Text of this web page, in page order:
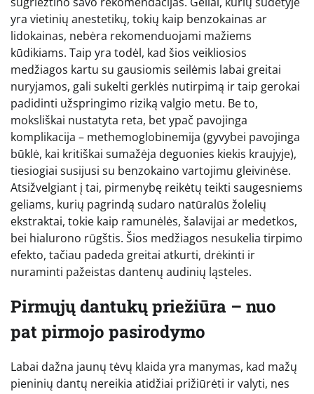
yra vietinių anestetikų, tokių kaip benzokainas ar
lidokainas, nebėra rekomenduojami mažiems
kūdikiams. Taip yra todėl, kad šios veikliosios
medžiagos kartu su gausiomis seilėmis labai greitai
nuryjamos, gali sukelti gerklės nutirpimą ir taip gerokai
padidinti užspringimo riziką valgio metu. Be to,
moksliškai nustatyta reta, bet ypač pavojinga
komplikacija – methemoglobinemija (gyvybei pavojinga
būklė, kai kritiškai sumažėja deguonies kiekis kraujyje),
tiesiogiai susijusi su benzokaino vartojimu gleivinėse.
Atsižvelgiant į tai, pirmenybę reikėtų teikti saugesniems
geliams, kurių pagrindą sudaro natūralūs žolelių
ekstraktai, tokie kaip ramunėlės, šalavijai ar medetkos,
bei hialurono rūgštis. Šios medžiagos nesukelia tirpimo
efekto, tačiau padeda greitai atkurti, drėkinti ir
nuraminti pažeistas dantenų audinių ląsteles.
Pirmųjų dantukų priežiūra – nuo
pat pirmojo pasirodymo
Labai dažna jaunų tėvų klaida yra manymas, kad mažų
pieninių dantų nereikia atidžiai prižiūrėti ir valyti, nes